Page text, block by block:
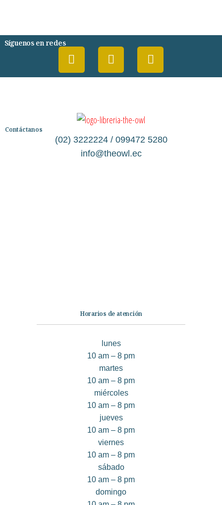
Síguenos en redes
Contáctanos
(02) 3222224 / 099472 5280
info@theowl.ec
Horarios de atención
lunes
10 am – 8 pm
martes
10 am – 8 pm
miércoles
10 am – 8 pm
jueves
10 am – 8 pm
viernes
10 am – 8 pm
sábado
10 am – 8 pm
domingo